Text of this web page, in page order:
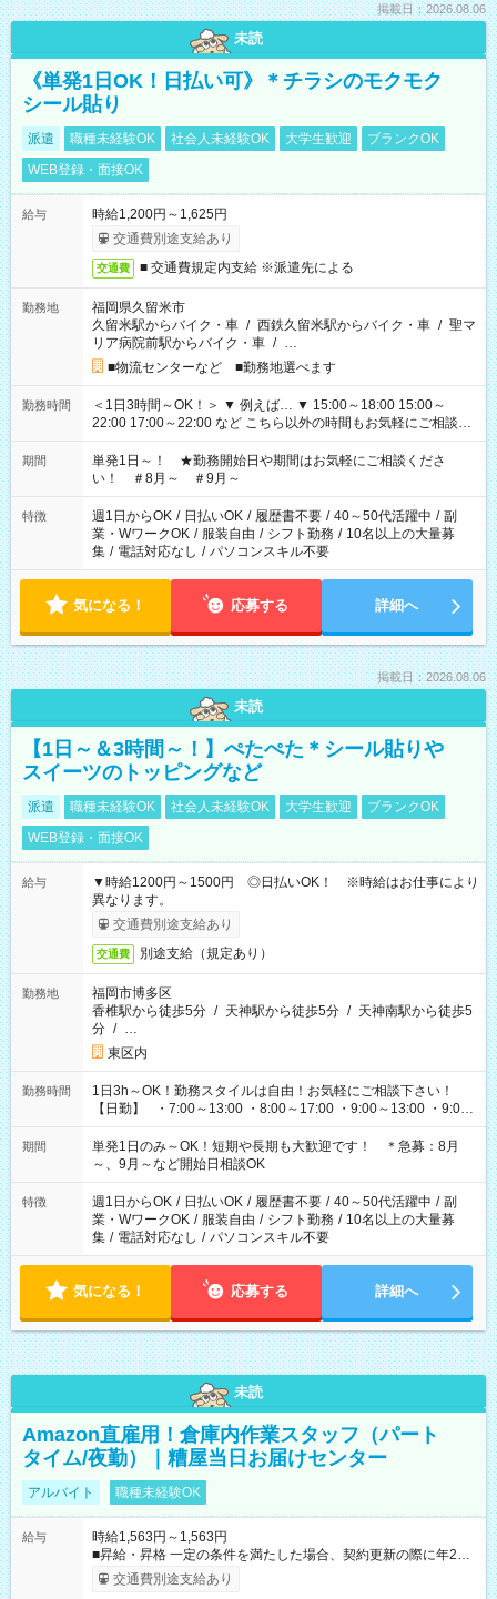
掲載日：2026.08.06
未読
《単発1日OK！日払い可》＊チラシのモクモク
シール貼り
派遣 職種未経験OK 社会人未経験OK 大学生歓迎
ブランクOK
WEB登録・面接OK
給与
時給1,200円～1,625円
交通費別途支給あり
交通費 ■ 交通費規定内支給 ※派遣先による
勤務地
福岡県久留米市
久留米駅からバイク・車 / 西鉄久留米駅からバイク・車 / 聖マ
リア病院前駅からバイク・車 / …
■物流センターなど ■勤務地選べます
勤務時間
＜1日3時間～OK！＞ ▼ 例えば… ▼ 15:00～18:00 15:00～
22:00 17:00～22:00 など こちら以外の時間もお気軽にご相談く
ださい！
期間
単発1日～！ ★勤務開始日や期間はお気軽にご相談くださ
い！ ＃8月～ ＃9月～
特徴 週1日からOK / 日払いOK / 履歴書不要 / 40～50代活躍中 / 副
業・WワークOK / 服装自由 / シフト勤務 / 10名以上の大量募
集 / 電話対応なし / パソコンスキル不要
気になる！ 応募する 詳細へ
掲載日：2026.08.06
未読
【1日～＆3時間～！】ぺたぺた＊シール貼りや
スイーツのトッピングなど
派遣 職種未経験OK 社会人未経験OK 大学生歓迎
ブランクOK
WEB登録・面接OK
給与
▼時給1200円～1500円 ◎日払いOK！ ※時給はお仕事により
異なります。
交通費別途支給あり
交通費 別途支給（規定あり）
勤務地
福岡市博多区
香椎駅から徒歩5分 / 天神駅から徒歩5分 / 天神南駅から徒歩5
分 / …
東区内
勤務時間
1日3h～OK！勤務スタイルは自由！お気軽にご相談下さい！
【日勤】 ・7:00～13:00 ・8:00～17:00 ・9:00～13:00 ・9:00
～18:00 ・10:00～19:00 ・13:00～18:00 ・15:00～20:00 ・
16:00～19:00 【夜勤】 ・17:00～21:00 ・18:00～23:00 ・
21:00～翌6:00 ・23:00～翌8:00 など（他時間多数あり！）
期間
単発1日のみ～OK！短期や長期も大歓迎です！ ＊急募：8月
～、9月～など開始日相談OK
特徴 週1日からOK / 日払いOK / 履歴書不要 / 40～50代活躍中 / 副
業・WワークOK / 服装自由 / シフト勤務 / 10名以上の大量募
集 / 電話対応なし / パソコンスキル不要
気になる！ 応募する 詳細へ
未読
Amazon直雇用！倉庫内作業スタッフ（パート
タイム/夜勤）｜糟屋当日お届けセンター
アルバイト 職種未経験OK
給与
時給1,563円～1,563円
■昇給・昇格 一定の条件を満たした場合、契約更新の際に年2回
まで昇給の機会があります。 ■正社員登用制度あり ※月末締/翌
月25日支払い ※時間外手当、別途支給 ※深夜割増賃金 (22:00～
交通費別途支給あり